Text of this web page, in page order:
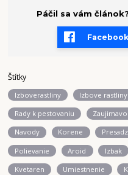
Páčil sa vám
Facebook
Štítky
Izboverastliny Izbove rastliny
Rady k pestovaniu
Navody Korene
Polievanie Aroid Izbak
Kvetaren Umiestnenie